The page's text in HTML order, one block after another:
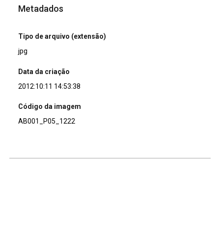
Metadados
Tipo de arquivo (extensão)
jpg
Data da criação
2012:10:11 14:53:38
Código da imagem
AB001_P05_1222